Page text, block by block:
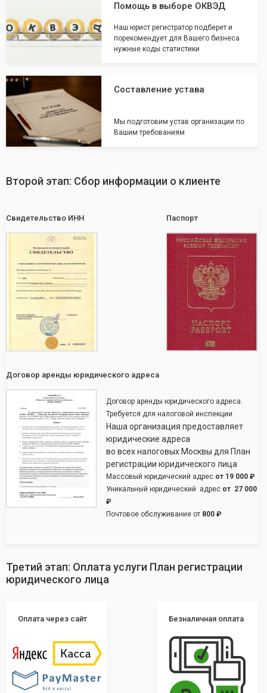
Помощь в выборе ОКВЭД
Наш юрист регистратор подберет и
порекомендует для Вашего бизнеса
нужные коды статистики
Составление устава
Мы подготовим устав организации по
Вашим требованиям
Второй этап: Сбор информации о клиенте
Свидетельство ИНН Паспорт
Договор аренды юридического адреса
Договор аренды юридического адреса.
Требуется для налоговой инспекции.
Наша организация предоставляет
юридические адреса
во всех налоговых Москвы для План
регистрации юридического лица
Массовый юридический адрес от 19 000 ₽
Уникальный юридический адрес от 27 000
₽
Почтовое обслуживание от 800 ₽
Третий этап: Оплата услуги План регистрации
юридического лица
Оплата через сайт Безналичная оплата